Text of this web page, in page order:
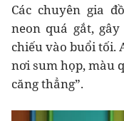
Các chuyên gia
neon quá gắt,
chiếu vào buổi tối.
nơi sum họp, màu
căng thẳng”.